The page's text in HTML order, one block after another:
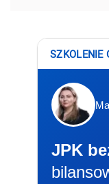
SZKOLENIE
JPK